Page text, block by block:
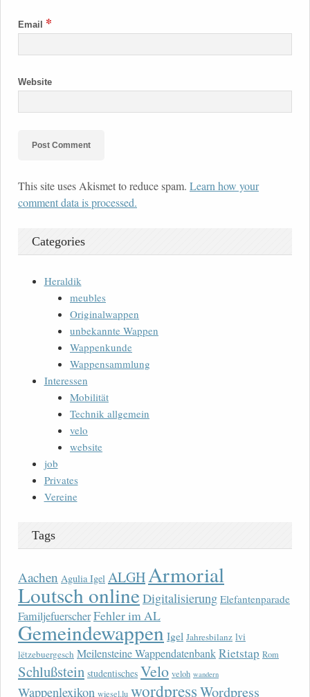
Email *
Website
This site uses Akismet to reduce spam. Learn how your
comment data is processed.
Categories
Heraldik
meubles
Originalwappen
unbekannte Wappen
Wappenkunde
Wappensammlung
Interessen
Mobilität
Technik allgemein
velo
website
job
Privates
Vereine
Tags
Aachen Agulia Igel ALGHArmorial
Loutsch onlineDigitalisierung Elefantenparade
FamiljefuerscherFehler im AL
Gemeindewappen Igel Jahresbilanz lvi
lëtzebuergesch Meilensteine WappendatenbankRietstap Rom
Schlußstein studentisches Velo veloh wandern
Wappenlexikon wiesel.lu wordpressWordpress